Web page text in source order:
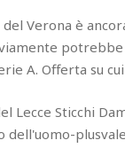
del Verona è
potrebbe
A. Offerta su
Lecce Sticchi
dell'uomo-